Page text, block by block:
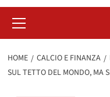
principale
HOME CALCIO E FINANZA
SUL TETTO DEL MONDO, MA